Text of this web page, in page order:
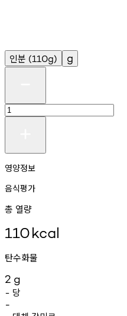
인분 (110g) g
영양정보
음식평가
총 열량
110kcal
탄수화물
2 g
- 당
-